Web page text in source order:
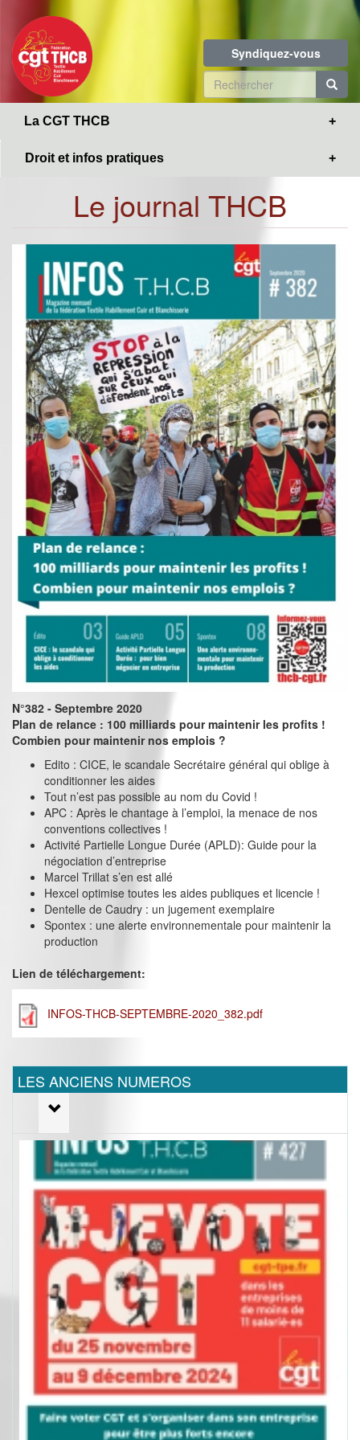
contenu
principal
Syndiquez-vous
Formulaire
de
La CGT THCB
Droit et infos pratiques
Le journal THCB
N°382 - Septembre 2020
Plan de relance : 100 milliards pour maintenir les profits !
Combien pour maintenir nos emplois ?
Edito : CICE, le scandale Secrétaire général qui oblige à
conditionner les aides
Tout n’est pas possible au nom du Covid !
APC : Après le chantage à l’emploi, la menace de nos
conventions collectives !
Activité Partielle Longue Durée (APLD): Guide pour la
négociation d’entreprise
Marcel Trillat s’en est allé
Hexcel optimise toutes les aides publiques et licencie !
Dentelle de Caudry : un jugement exemplaire
Spontex : une alerte environnementale pour maintenir la
production
Lien de téléchargement:
INFOS-THCB-SEPTEMBRE-2020_382.pdf
LES ANCIENS NUMEROS